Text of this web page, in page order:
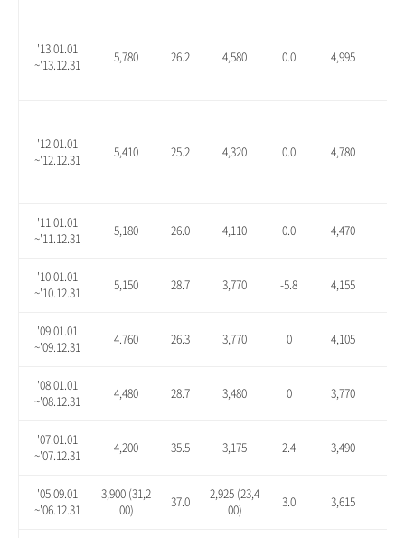
'13.01.01
~'13.12.31
5,780 26.2 4,580 0.0 4,995
'12.01.01
~'12.12.31
5,410 25.2 4,320 0.0 4,780
'11.01.01
~'11.12.31
5,180 26.0 4,110 0.0 4,470
'10.01.01
~'10.12.31
5,150 28.7 3,770 -5.8 4,155
'09.01.01
~'09.12.31
4.760 26.3 3,770 0 4,105
'08.01.01
~'08.12.31
4,480 28.7 3,480 0 3,770
'07.01.01
~'07.12.31
4,200 35.5 3,175 2.4 3,490
'05.09.01
~'06.12.31
3,900 (31,2
00)
37.0
2,925 (23,4
00)
3.0 3,615